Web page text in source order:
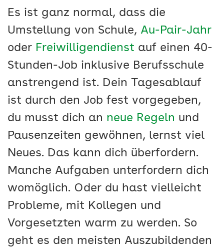
Es ist ganz normal, dass die
Umstellung von Schule, Au-Pair-Jahr
oder Freiwilligendienst auf einen 40-
Stunden-Job inklusive Berufsschule
anstrengend ist. Dein Tagesablauf
ist durch den Job fest vorgegeben,
du musst dich an neue Regeln und
Pausenzeiten gewöhnen, lernst viel
Neues. Das kann dich überfordern.
Manche Aufgaben unterfordern dich
womöglich. Oder du hast vielleicht
Probleme, mit Kollegen und
Vorgesetzten warm zu werden. So
geht es den meisten Auszubildenden